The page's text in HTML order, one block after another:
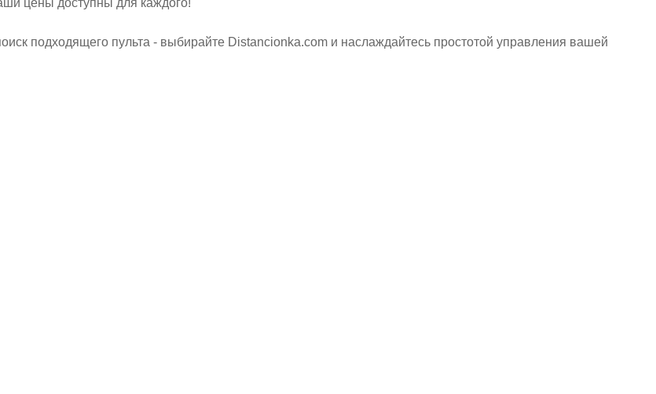
цены доступны для каждого!
подходящего пульта - выбирайте Distancionka.com и наслаждайтесь простотой управления вашей